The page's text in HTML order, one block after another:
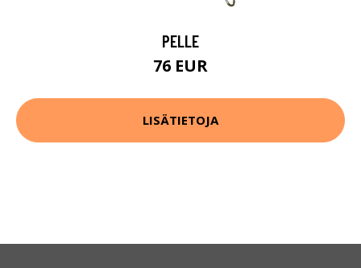
PELLE
76 EUR
LISÄTIETOJA